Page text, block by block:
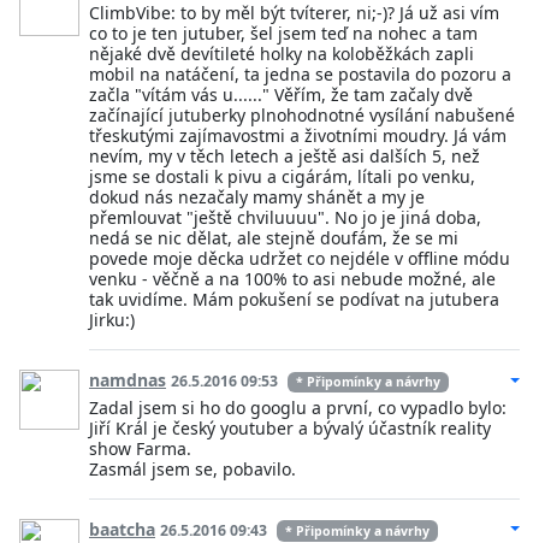
ClimbVibe: to by měl být tvíterer, ni;-)? Já už asi vím
co to je ten jutuber, šel jsem teď na nohec a tam
nějaké dvě devítileté holky na koloběžkách zapli
mobil na natáčení, ta jedna se postavila do pozoru a
začla "vítám vás u......" Věřím, že tam začaly dvě
začínající jutuberky plnohodnotné vysílání nabušené
třeskutými zajímavostmi a životními moudry. Já vám
nevím, my v těch letech a ještě asi dalších 5, než
jsme se dostali k pivu a cigárám, lítali po venku,
dokud nás nezačaly mamy shánět a my je
přemlouvat "ještě chviluuuu". No jo je jiná doba,
nedá se nic dělat, ale stejně doufám, že se mi
povede moje děcka udržet co nejdéle v offline módu
venku - věčně a na 100% to asi nebude možné, ale
tak uvidíme. Mám pokušení se podívat na jutubera
Jirku:)
namdnas 26.5.2016 09:53 * Připomínky a návrhy
Zadal jsem si ho do googlu a první, co vypadlo bylo:
Jiří Král je český youtuber a bývalý účastník reality
show Farma.
Zasmál jsem se, pobavilo.
baatcha 26.5.2016 09:43 * Připomínky a návrhy